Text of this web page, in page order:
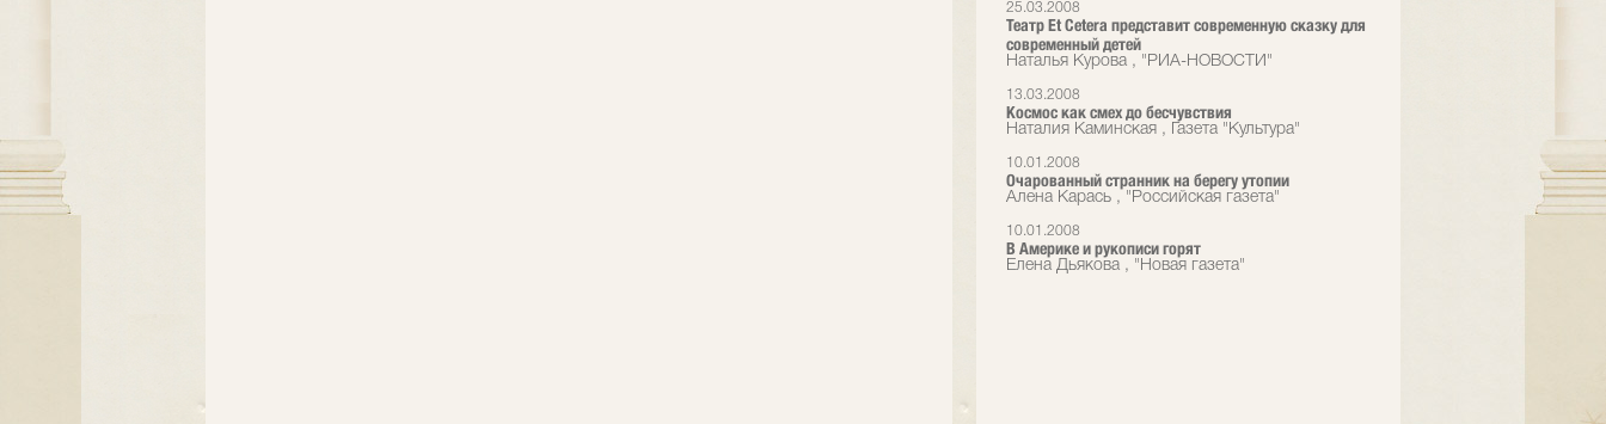
25.03.2008
Театр Et Cetera представит современную сказку для
современный детей
Наталья Курова , "РИА-НОВОСТИ"
13.03.2008
Космос как смех до бесчувствия
Наталия Каминская , Газета "Культура"
10.01.2008
Очарованный странник на берегу утопии
Алена Карась , "Российская газета"
10.01.2008
В Америке и рукописи горят
Елена Дьякова , "Новая газета"